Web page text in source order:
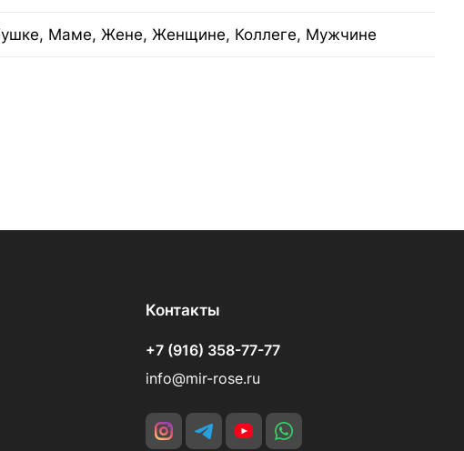
Маме, Жене, Женщине, Коллеге, Мужчине
Контакты
+7 (916) 358-77-77
info@mir-rose.ru